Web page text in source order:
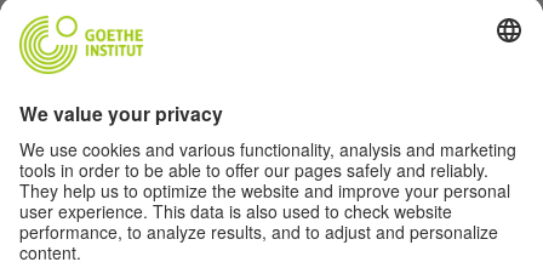
கோய்த் இன்ஸ்டிடியூட்டின் ஜெர்மன் பாடநெறிகள்
தனியுரிமை மற்றும் அணுகல் வசதி
தனியுரிமை அமைப்புகள்